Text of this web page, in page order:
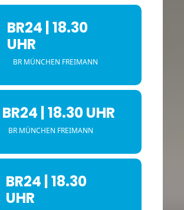
BR24 | 18.30
UHR
BR MÜNCHEN FREIMANN
BR24 | 18.30 UHR
BR MÜNCHEN FREIMANN
BR24 | 18.30
UHR